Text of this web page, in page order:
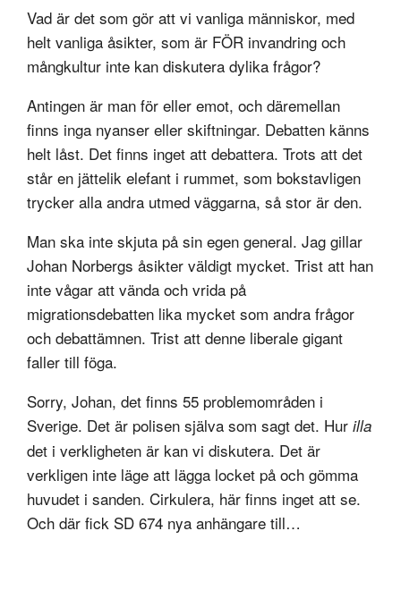
Vad är det som gör att vi vanliga människor, med
helt vanliga åsikter, som är FÖR invandring och
mångkultur inte kan diskutera dylika frågor?
Antingen är man för eller emot, och däremellan
finns inga nyanser eller skiftningar. Debatten känns
helt låst. Det finns inget att debattera. Trots att det
står en jättelik elefant i rummet, som bokstavligen
trycker alla andra utmed väggarna, så stor är den.
Man ska inte skjuta på sin egen general. Jag gillar
Johan Norbergs åsikter väldigt mycket. Trist att han
inte vågar att vända och vrida på
migrationsdebatten lika mycket som andra frågor
och debattämnen. Trist att denne liberale gigant
faller till föga.
Sorry, Johan, det finns 55 problemområden i
Sverige. Det är polisen själva som sagt det. Hur illa
det i verkligheten är kan vi diskutera. Det är
verkligen inte läge att lägga locket på och gömma
huvudet i sanden. Cirkulera, här finns inget att se.
Och där fick SD 674 nya anhängare till…